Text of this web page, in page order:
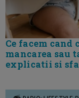
Ce facem
mancarea sau
explicatii si